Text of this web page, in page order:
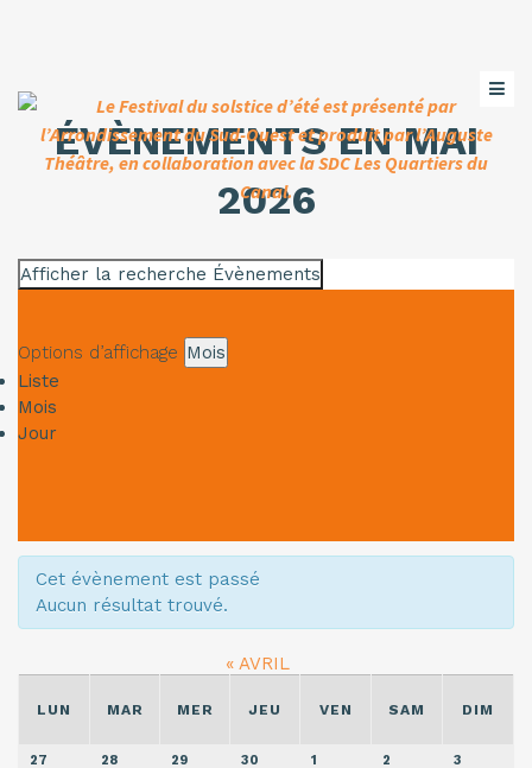
ÉVÈNEMENTS EN MAI
2026
RECHERCHE
NAVIGATION
DE
ÉVÈNEMENTS
Afficher la recherche Évènements
NAVIGATION
DE
VUES
Options d’affichage Mois
Liste
Mois
Jour
Cet évènement est passé
Aucun résultat trouvé.
«AVRIL
CALENDRIER
DE
Calendrier
LUN MAR MER JEU VEN SAM DIM
27 28 29 30 1 2 3